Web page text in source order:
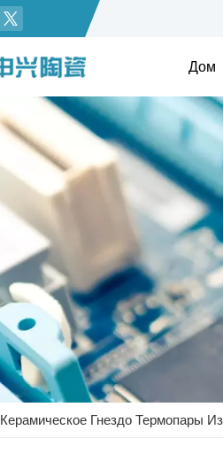
Дом
Керамическое Гнездо Термопары